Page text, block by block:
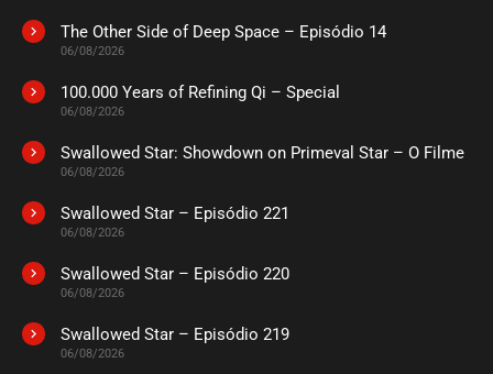
The Other Side of Deep Space – Episódio 14
06/08/2026
100.000 Years of Refining Qi – Special
06/08/2026
Swallowed Star: Showdown on Primeval Star – O Filme
06/08/2026
Swallowed Star – Episódio 221
06/08/2026
Swallowed Star – Episódio 220
06/08/2026
Swallowed Star – Episódio 219
06/08/2026